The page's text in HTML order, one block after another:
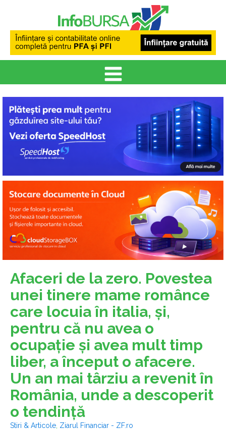
Afaceri de la zero. Povestea
unei tinere mame românce
care locuia în italia, şi,
pentru că nu avea o
ocupaţie şi avea mult timp
liber, a început o afacere.
Un an mai târziu a revenit în
România, unde a descoperit
o tendinţă
Stiri & Articole Ziarul Financiar - ZF.ro